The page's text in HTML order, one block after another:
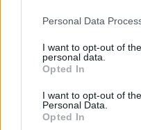
Please note that this
not limited to your visit or
grant or deny consent to
use your data for below
consent section.
Personal Data
I want to opt-out of
personal data.
Opted In
I want to opt-out of
Personal Data.
Opted In